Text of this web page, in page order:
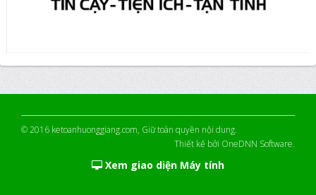
© 2016 ketoanhuonggiang.com, Giữ toàn quyền nội dung.
Thiết kế bởi OneDNN Software.
Xem giao diện Máy tính